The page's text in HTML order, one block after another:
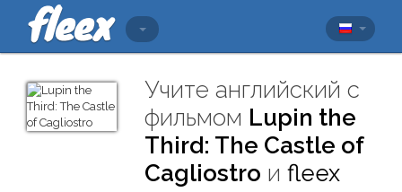
Учите английский с
фильмом Lupin the
Third: The Castle of
Cagliostro иfleex